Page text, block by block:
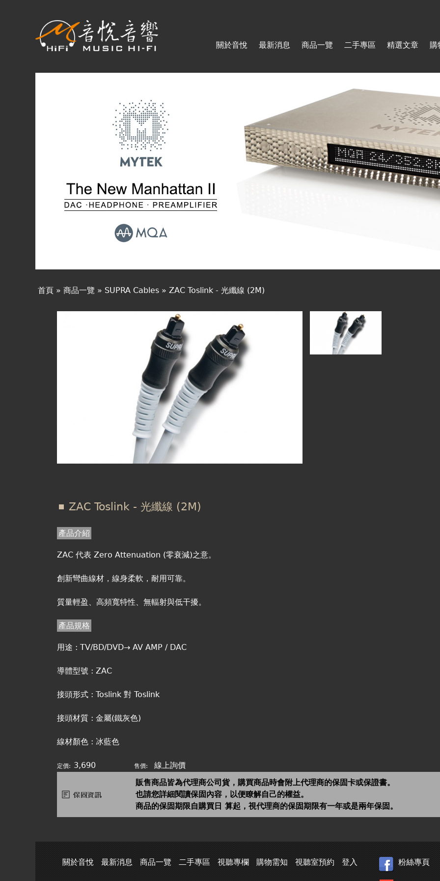
關於音悅 最新消息 商品一覽 二手專區 精選文章 購
您
首頁 » 商品一覽 » SUPRA Cables » ZAC Toslink - 光纖線 (2M)
ZAC Toslink - 光纖線 (2M)
產品介紹
ZAC 代表 Zero Attenuation (零衰減)之意。
創新彎曲線材，線身柔軟，耐用可靠。
質量輕盈、高頻寬特性、無輻射與低干擾。
產品規格
用途 : TV/BD/DVD→ AV AMP / DAC
導體型號 : ZAC
接頭形式 : Toslink 對 Toslink
接頭材質 : 金屬(鐵灰色)
線材顏色 : 冰藍色
定價: 3,690 售價:
線上詢價
販售商品皆為代理商公司貨，購買商品時會附上代理商的保固卡或保證書。
也請您詳細閱讀保固內容，以便瞭解自己的權益。
商品的保固期限自購買日 算起，視代理商的保固期限有一年或是兩年保固。
關於音悅 最新消息 商品一覽 二手專區 視聽專欄 購物需知 視聽室預約 登入 粉絲專頁